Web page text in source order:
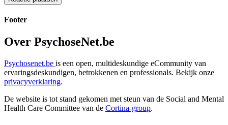
Footer
Over PsychoseNet.be
Psychosenet.be is een open, multideskundige eCommunity van
ervaringsdeskundigen, betrokkenen en professionals. Bekijk onze
privacyverklaring.
De website is tot stand gekomen met steun van de Social and Mental
Health Care Committee van de Cortina-group.